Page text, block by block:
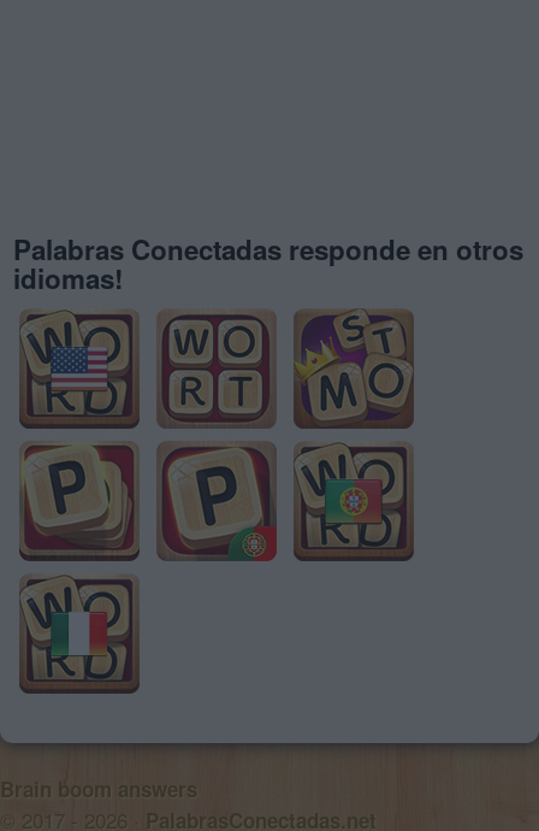
Palabras Conectadas responde en otros
idiomas!
Brain boom answers
© 2017 - 2026 · PalabrasConectadas.net